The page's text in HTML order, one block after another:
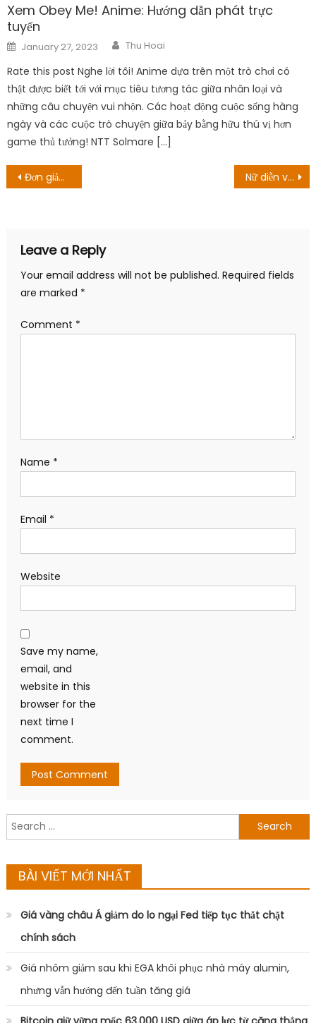
Xem Obey Me! Anime: Hướng dẫn phát trực
tuyến
Posted
on
January 27, 2023 Author
Thu Hoai
Rate this post Nghe lời tôi! Anime dựa trên một trò chơi có
thật được biết tới với mục tiêu tương tác giữa nhân loại và
những câu chuyện vui nhộn. Các hoạt động cuộc sống hàng
ngày và các cuộc trò chuyện giữa bảy bằng hữu thú vị hơn
game thủ tưởng! NTT Solmare […]
Post
Đơn giản Simon Vs Ed Matthews: Sự kiện quyền anh Tiktok Nữ diễn viên Quỳnh Kool cháy nắng, bầm dập trên phim trường
Leave a Reply
Your email address will not be published. Required fields
are marked *
Comment *
Name *
Email *
Website
Save my name,
email, and
website in this
browser for the
next time I
comment.
Search
for:
BÀI VIẾT MỚI NHẤT
Giá vàng châu Á giảm do lo ngại Fed tiếp tục thắt chặt
chính sách
Giá nhôm giảm sau khi EGA khôi phục nhà máy alumin,
nhưng vẫn hướng đến tuần tăng giá